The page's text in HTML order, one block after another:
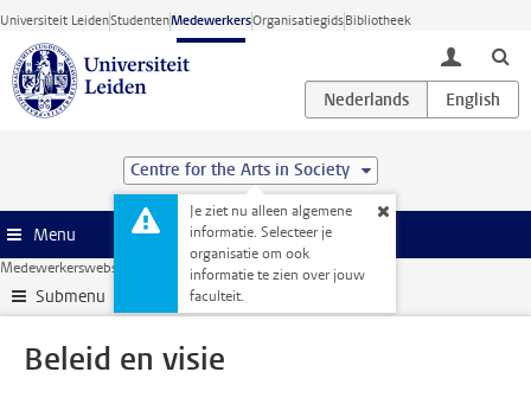
Ga direct naar de inhoud
Universiteit LeidenStudentenMedewerkersOrganisatiegidsBibliotheek
toggle
Centre for the Arts in Society
Je ziet nu alleen algemene
informatie. Selecteer je
organisatie om ook
informatie te zien over jouw
faculteit.
Menu
Medewerkerswebsite Onderzoek Beleid en visie
Submenu
Beleid en visie